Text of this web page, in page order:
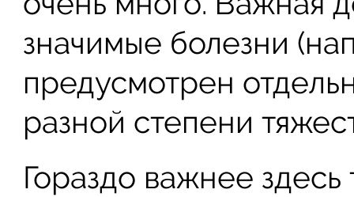
значимые болезни
предусмотрен
разной степени
Гораздо важнее